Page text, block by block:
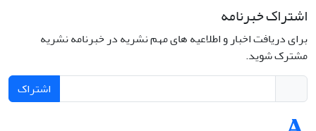
اشتراک خبرنامه
برای دریافت اخبار و اطلاعیه های مهم نشریه در خبرنامه نشریه
مشترک شوید.
اشتراک